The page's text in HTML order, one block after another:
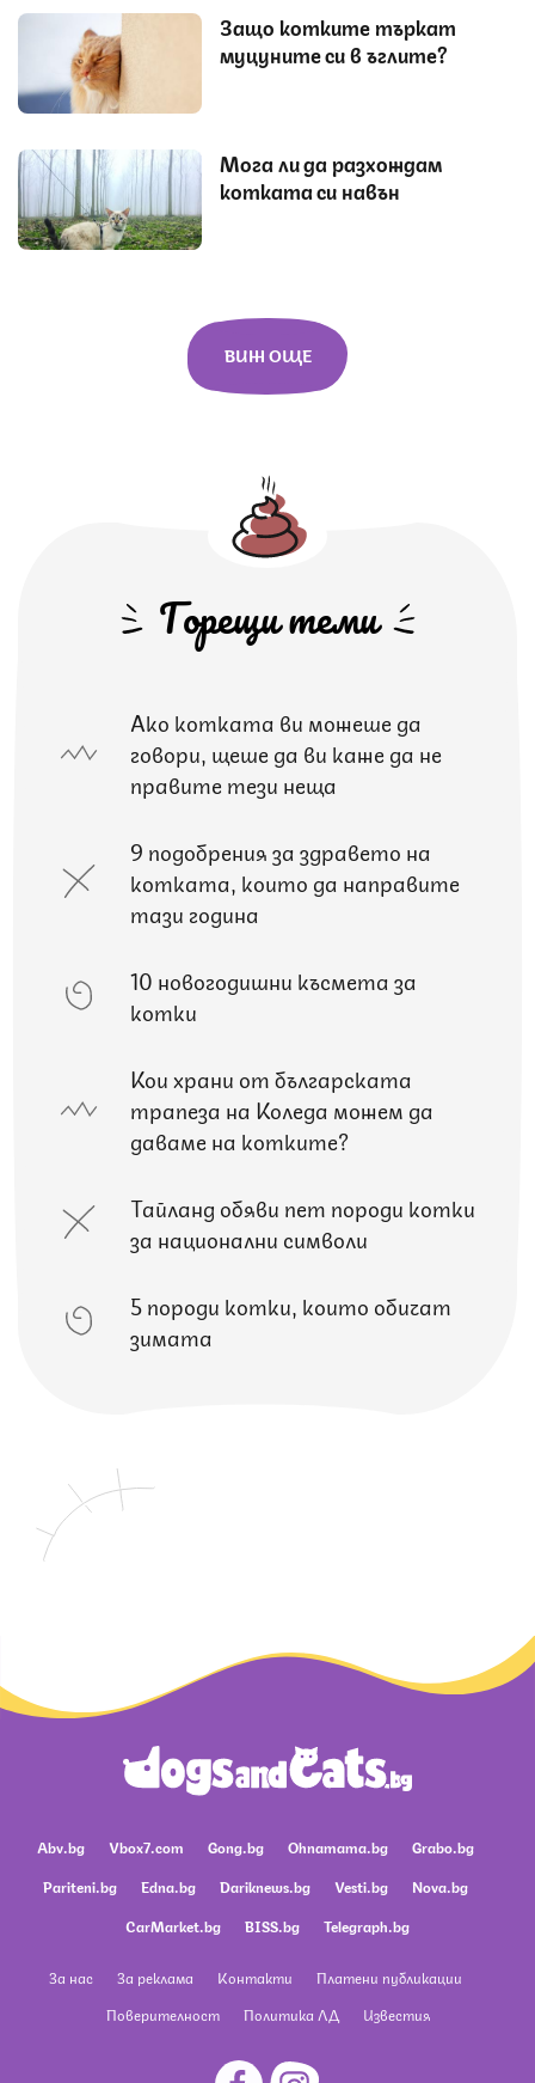
Защо котките търкат
муцуните си в ъглите?
Мога ли да разхождам
котката си навън
ВИЖ ОЩЕ
Горещи теми
Ако котката ви можеше да
говори, щеше да ви каже да не
правите тези неща
9 подобрения за здравето на
котката, които да направите
тази година
10 новогодишни късмета за
котки
Кои храни от българската
трапеза на Коледа можем да
даваме на котките?
Тайланд обяви пет породи котки
за национални символи
5 породи котки, които обичат
зимата
Abv.bg Vbox7.com Gong.bg Ohnamama.bg
Grabo.bg
Pariteni.bg
Edna.bg Dariknews.bg Vesti.bg
Nova.bg
CarMarket.bg
BISS.bg Telegraph.bg
За нас За реклама Контакти
Платени публикации
Поверителност
Политика ЛД Известия